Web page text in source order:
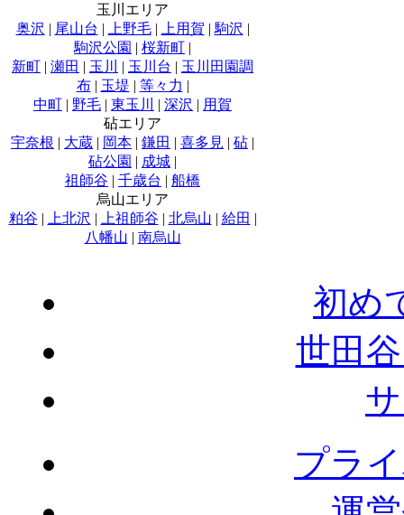
玉川エリア
奥沢 | 尾山台 | 上野毛| 上用賀 | 駒沢 |
駒沢公園 | 桜新町 |
新町 | 瀬田 | 玉川 | 玉川台 | 玉川田園調
布| 玉堤 | 等々力 |
中町 | 野毛 | 東玉川 | 深沢 | 用賀
砧エリア
宇奈根 | 大蔵 | 岡本 | 鎌田 | 喜多見 | 砧 |
砧公園 | 成城 |
祖師谷 | 千歳台 | 船橋
烏山エリア
粕谷 | 上北沢 | 上祖師谷 | 北烏山 | 給田 |
八幡山 | 南烏山
初め
世田
プラ